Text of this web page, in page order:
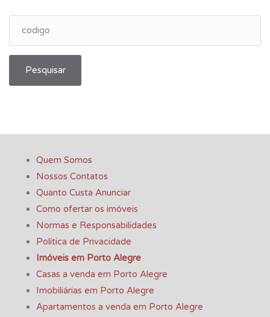
Pesquisar
Quem Somos
Nossos Contatos
Quanto Custa Anunciar
Como ofertar os imóveis
Normas e Responsabilidades
Política de Privacidade
Imóveis em Porto Alegre
Casas a venda em Porto Alegre
Imobiliárias em Porto Alegre
Apartamentos a venda em Porto Alegre